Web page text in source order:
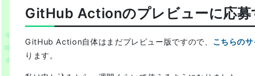
GitHub Actionのプレビューに応募
GitHub Action自体はまだプレビュー版ですので、 こちらの
ります。